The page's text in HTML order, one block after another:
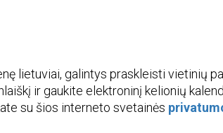
lietuviai, galintys praskleisti vietinių
ir gaukite elektroninį kelionių
su šios interneto svetainės